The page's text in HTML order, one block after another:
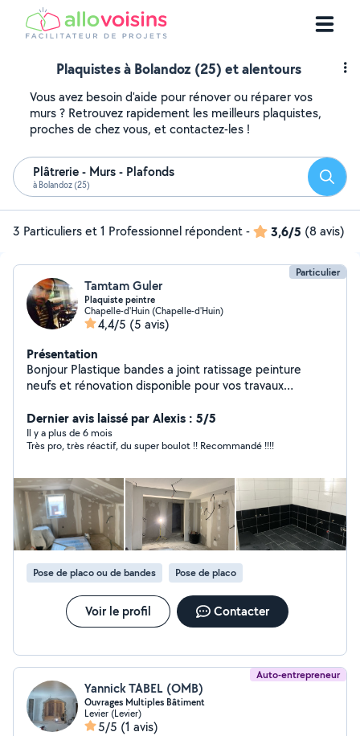
Plaquistes à Bolandoz (25) et alentours
Vous avez besoin d'aide pour rénover ou réparer vos
murs ? Retrouvez rapidement les meilleurs plaquistes,
proches de chez vous, et contactez-les !
Plâtrerie - Murs - Plafonds
à Bolandoz (25)
3 Particuliers et 1 Professionnel répondent- 3,6/5 (8 avis)
Particulier
Tamtam Guler
Plaquiste peintre
Chapelle-d'Huin (Chapelle-d'Huin)
4,4/5 (5 avis)
Présentation
Bonjour Plastique bandes a joint ratissage peinture
neufs et rénovation disponible pour vos travaux
Dernier avis laissé par Alexis : 5/5
Il y a plus de 6 mois
Très pro, très réactif, du super boulot !! Recommandé !!!!
Pose de placo ou de bandes Pose de placo
Voir le profil Contacter
Auto-entrepreneur
Yannick TABEL (OMB)
Ouvrages Multiples Bâtiment
Levier (Levier)
5/5 (1 avis)